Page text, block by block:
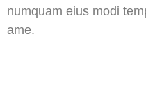
numquam eius modi
ame.